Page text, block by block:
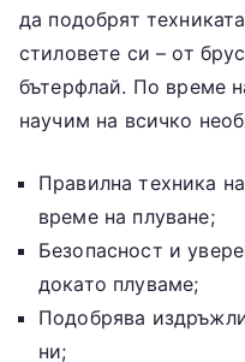
да подобрят
стиловете си – от
бътерфлай. По време
научим на всичко
Правилна техника
време на плуване;
Безопасност и
докато плуваме;
Подобрява
ни;